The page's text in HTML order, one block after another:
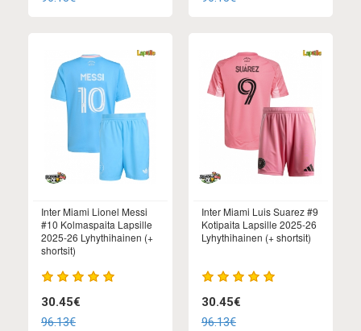
Inter Miami Lionel Messi
#10 Kolmaspaita Lapsille
2025-26 Lyhythihainen (+
shortsit)
30.45€
96.13€
Inter Miami Luis Suarez #9
Kotipaita Lapsille 2025-26
Lyhythihainen (+ shortsit)
30.45€
96.13€